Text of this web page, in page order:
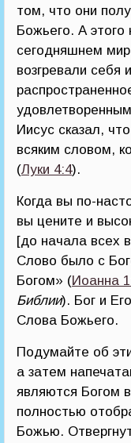
том, что они
Божьего. А этого
сегодняшнем
возгревали
Иисус сказал,
всяким словом,
(Луки 4:4).
Когда вы по-
вы цените и
[до начала всех
Слово было с
Богом» (Иоанна
Библии). Бог и
Слова Божьего.
Подумайте об
а затем
являются Богом
полностью
Божью.